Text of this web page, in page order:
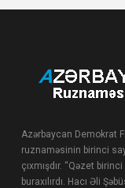
Azərbaycan Demokrat
ruznaməsinin birinci
çıxmışdır. “Qəzet
buraxılırdı. Hacı Əli